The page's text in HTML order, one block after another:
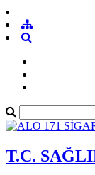
T.C.